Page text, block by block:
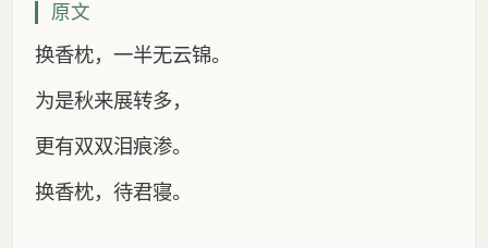
原文
换香枕，一半无云锦。
为是秋来展转多，
更有双双泪痕渗。
换香枕，待君寝。